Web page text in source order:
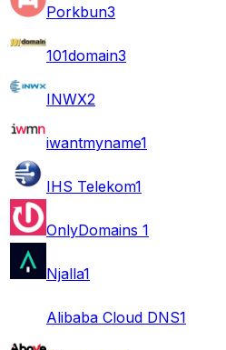
Porkbun3
101domain3
INWX2
iwantmyname1
IHS Telekom1
OnlyDomains 1
Njalla1
Alibaba Cloud DNS1